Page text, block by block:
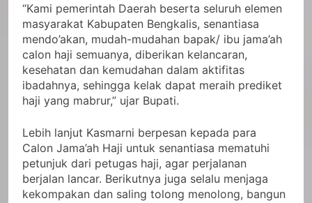
“Kami pemerintah Daerah beserta seluruh elemen
masyarakat Kabupaten Bengkalis, senantiasa
mendo’akan, mudah-mudahan bapak/ ibu jama’ah
calon haji semuanya, diberikan kelancaran,
kesehatan dan kemudahan dalam aktifitas
ibadahnya, sehingga kelak dapat meraih prediket
haji yang mabrur,” ujar Bupati.
Lebih lanjut Kasmarni berpesan kepada para
Calon Jama’ah Haji untuk senantiasa mematuhi
petunjuk dari petugas haji, agar perjalanan
berjalan lancar. Berikutnya juga selalu menjaga
kekompakan dan saling tolong menolong, bangun